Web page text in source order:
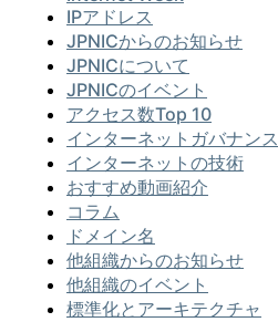
IPアドレス
JPNICからのお知らせ
JPNICについて
JPNICのイベント
アクセス数Top 10
インターネットガバナンス
インターネットの技術
おすすめ動画紹介
コラム
ドメイン名
他組織からのお知らせ
他組織のイベント
標準化とアーキテクチャ